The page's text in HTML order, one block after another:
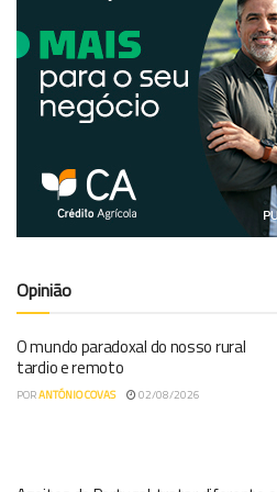
Opinião
O mundo paradoxal do nosso rural
tardio e remoto
PORANTÓNIO COVAS 02/08/2026